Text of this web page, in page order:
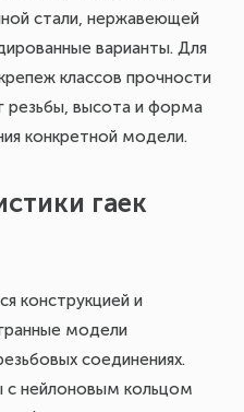
стали, нержавеющей
варианты. Для
классов прочности
резьбы, высота и форма
конкретной модели.
гаек
конструкцией и
модели
соединениях.
с нейлоновым кольцом